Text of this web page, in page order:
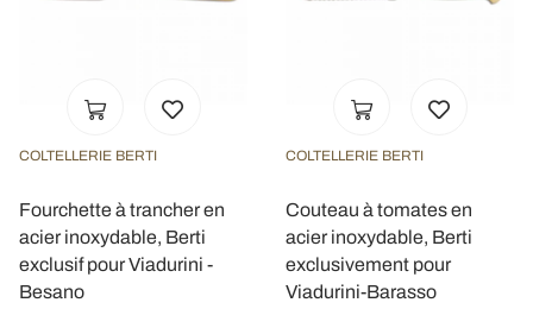
COLTELLERIE BERTI
Fourchette à trancher en
acier inoxydable, Berti
exclusif pour Viadurini -
Besano
COLTELLERIE BERTI
Couteau à tomates en
acier inoxydable, Berti
exclusivement pour
Viadurini-Barasso